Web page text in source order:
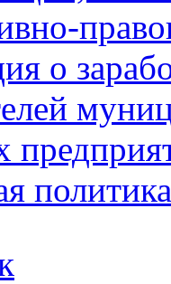
о
политика